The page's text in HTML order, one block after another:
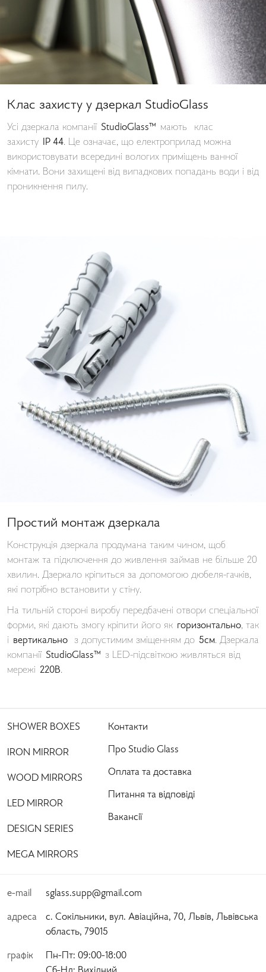
Клас захисту у дзеркал StudioGlass
Усі дзеркала компанії StudioGlass™ мають клас
захисту IP 44. Це означає, що електроприлад можна
використовувати всередині вологих приміщень ванної
кімнати. Вони захищені від випадкових попадань води і від
проникнення пилу.
Простий монтаж дзеркала
Конструкція дзеркала продумана таким чином, щоб
монтаж та підключення до живлення займав не більше 20
хвилин. Дзеркало кріпиться за допомогою дюбеля-гачків,
які потрібно встановити у стіну.
На тильній стороні виробу передбачені отвори спеціальної
форми, які дають змогу кріпити його як горизонтально, так
і вертикально з допустимим зміщенням до 5см. Дзеркала
компанії StudioGlass™ з LED-підсвіткою живляться від
мережі 220В.
SHOWER BOXES
IRON MIRROR
WOOD MIRRORS
LED MIRROR
DESIGN SERIES
MEGA MIRRORS
Контакти
Про Studio Glass
Оплата та доставка
Питання та відповіді
Вакансії
e-mail sglass.supp@gmail.com
адреса
с. Сокільники, вул. Авіаційна, 70, Львів, Львівська
область, 79015
графік Пн-Пт: 09:00-18:00